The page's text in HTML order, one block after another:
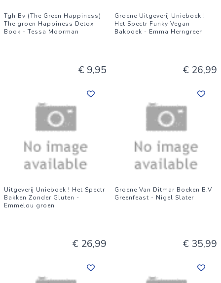
Tgh Bv (The Green Happiness)
The groen Happiness Detox
Book - Tessa Moorman
€ 9,95
Groene Uitgeverij Unieboek !
Het Spectr Funky Vegan
Bakboek - Emma Herngreen
€ 26,99
Uitgeverij Unieboek ! Het Spectr
Bakken Zonder Gluten -
Emmelou groen
€ 26,99
Groene Van Ditmar Boeken B.V
Greenfeast - Nigel Slater
€ 35,99